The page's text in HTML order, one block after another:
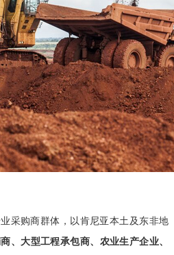
采购商群体，以肯尼亚本土及东非地
、大型工程承包商、农业生产企业、